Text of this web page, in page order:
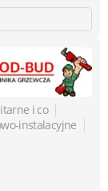
i co |
instalacyjne |